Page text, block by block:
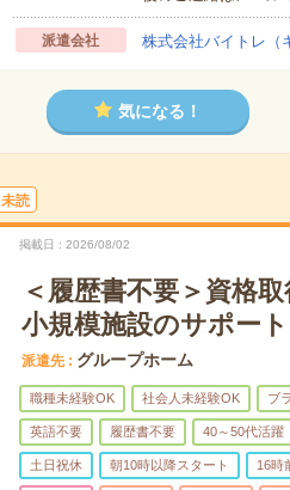
派遣会社 株式会社バイトレ（
気になる！
未読
掲載日 2026/08/02
＜履歴書不要＞資格
小規模施設のサポート
派遣先 グループホーム
職種未経験OK 社会人未経験OK ブ
英語不要 履歴書不要 40～50代活躍
土日祝休 朝10時以降スタート 16時